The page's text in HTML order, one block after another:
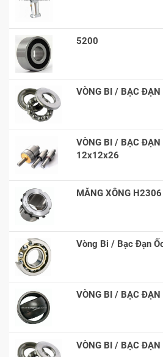
5200
VÒNG BI / BẠC
VÒNG BI / BẠC ĐẠN
12x12x26
MĂNG XÔNG H2306
Vòng Bi / Bạc Đạn
VÒNG BI / BẠC ĐẠN
VÒNG BI / BẠC